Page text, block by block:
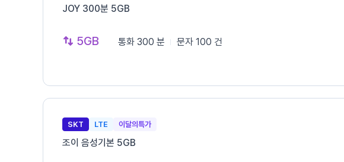
JOY 300분 5GB
5GB 통화 300 분 문자 100 건
SKT LTE 이달의특가
조이 음성기본 5GB